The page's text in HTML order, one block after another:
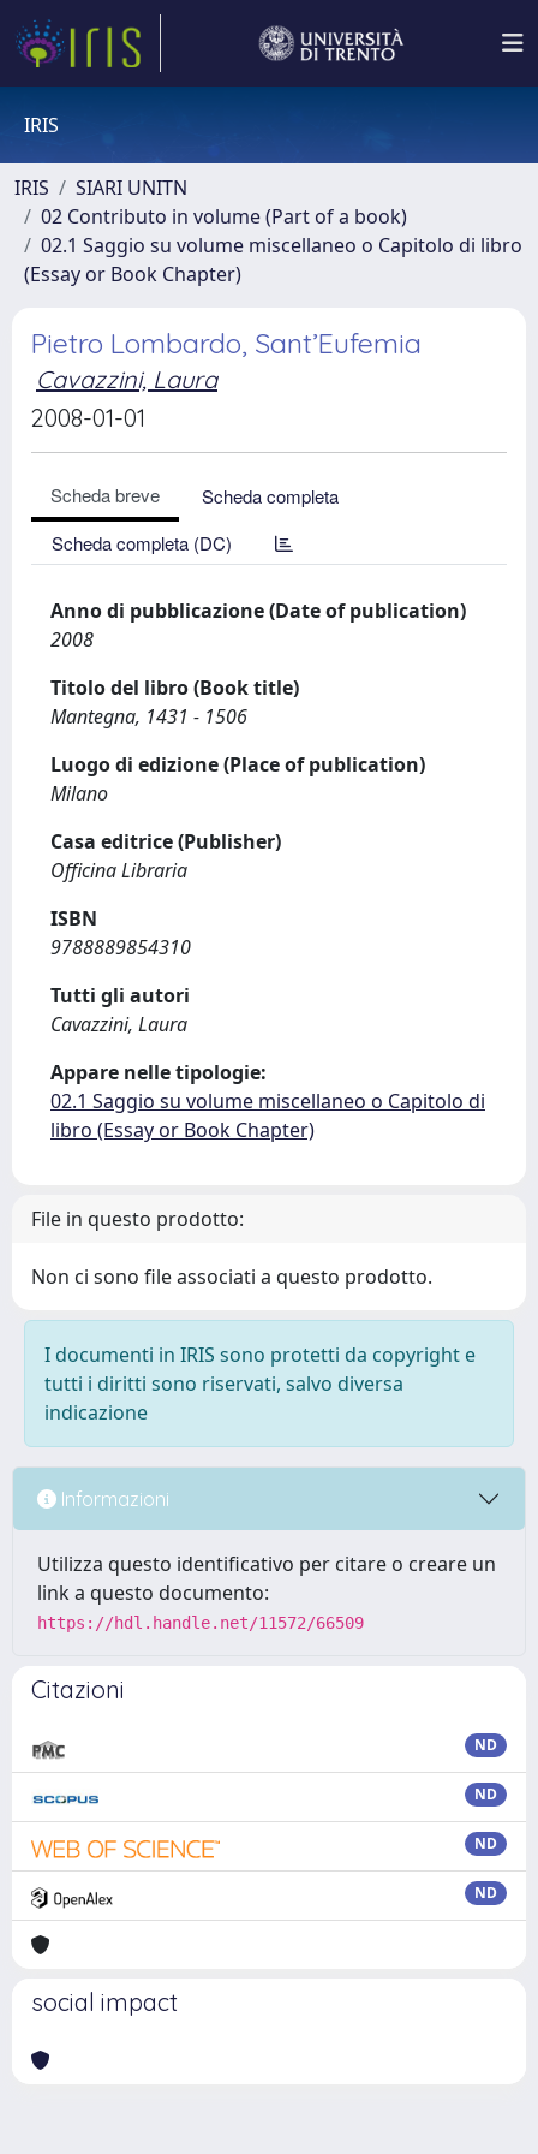
IRIS
IRIS
SIARI UNITN
02 Contributo in volume (Part of a book)
02.1 Saggio su volume miscellaneo o Capitolo di libro
(Essay or Book Chapter)
Pietro Lombardo, Sant’Eufemia
Cavazzini, Laura
2008-01-01
Scheda breve
Scheda completa
Scheda completa (DC)
Anno di pubblicazione (Date of publication)
2008
Titolo del libro (Book title)
Mantegna, 1431 - 1506
Luogo di edizione (Place of publication)
Milano
Casa editrice (Publisher)
Officina Libraria
ISBN
9788889854310
Tutti gli autori
Cavazzini, Laura
Appare nelle tipologie:
02.1 Saggio su volume miscellaneo o Capitolo di
libro (Essay or Book Chapter)
File in questo prodotto:
Non ci sono file associati a questo prodotto.
I documenti in IRIS sono protetti da copyright e
tutti i diritti sono riservati, salvo diversa
indicazione
Informazioni
Utilizza questo identificativo per citare o creare un
link a questo documento:
https://hdl.handle.net/11572/66509
Citazioni
ND
ND
ND
ND
social impact